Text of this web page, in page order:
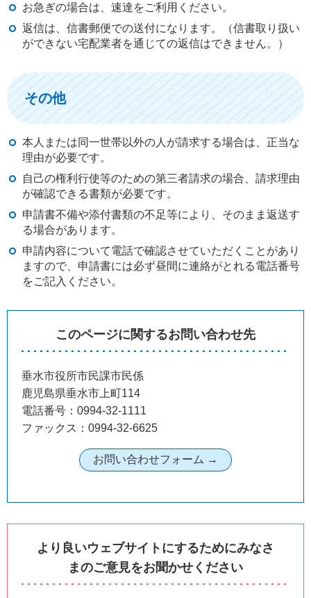
お急ぎの場合は、速達をご利用ください。
返信は、信書郵便での送付になります。（信書取り扱い
ができない宅配業者を通じての返信はできません。）
その他
本人または同一世帯以外の人が請求する場合は、正当な
理由が必要です。
自己の権利行使等のための第三者請求の場合、請求理由
が確認できる書類が必要です。
申請書不備や添付書類の不足等により、そのまま返送す
る場合があります。
申請内容について電話で確認させていただくことがあり
ますので、申請書には必ず昼間に連絡がとれる電話番号
をご記入ください。
このページに関するお問い合わせ先
垂水市役所市民課市民係
鹿児島県垂水市上町114
電話番号：0994-32-1111
ファックス：0994-32-6625
より良いウェブサイトにするためにみなさ
まのご意見をお聞かせください